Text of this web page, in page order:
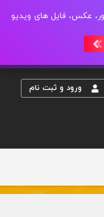
طرح لایه باز، وکتور، عکس، فایل های ویدیو
ورود و ثبت نام